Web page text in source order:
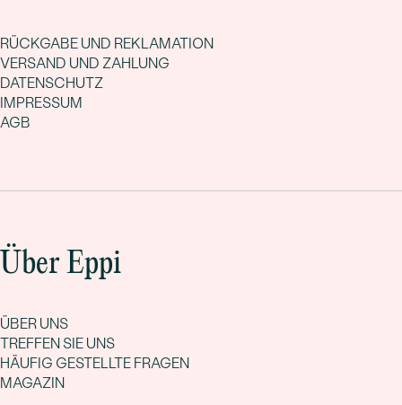
RÜCKGABE UND REKLAMATION
VERSAND UND ZAHLUNG
DATENSCHUTZ
IMPRESSUM
AGB
Über Eppi
ÜBER UNS
TREFFEN SIE UNS
HÄUFIG GESTELLTE FRAGEN
MAGAZIN